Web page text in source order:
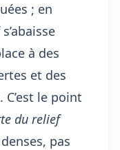
; en
à des
et des
le point
du relief
pas